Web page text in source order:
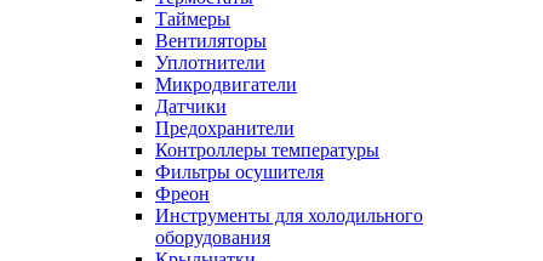
Таймеры
Вентиляторы
Уплотнители
Микродвигатели
Датчики
Предохранители
Контроллеры температуры
Фильтры осушителя
Фреон
Инструменты для холодильного
оборудования